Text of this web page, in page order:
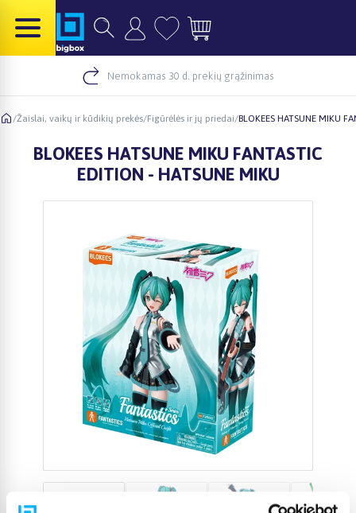
Nemokamas 30 d. prekių grąžinimas
/Žaislai, vaikų ir kūdikių prekės/Figūrėlės ir jų priedai/BLOKEES HATSUNE MIKU
BLOKEES HATSUNE MIKU FANTASTIC
EDITION - HATSUNE MIKU